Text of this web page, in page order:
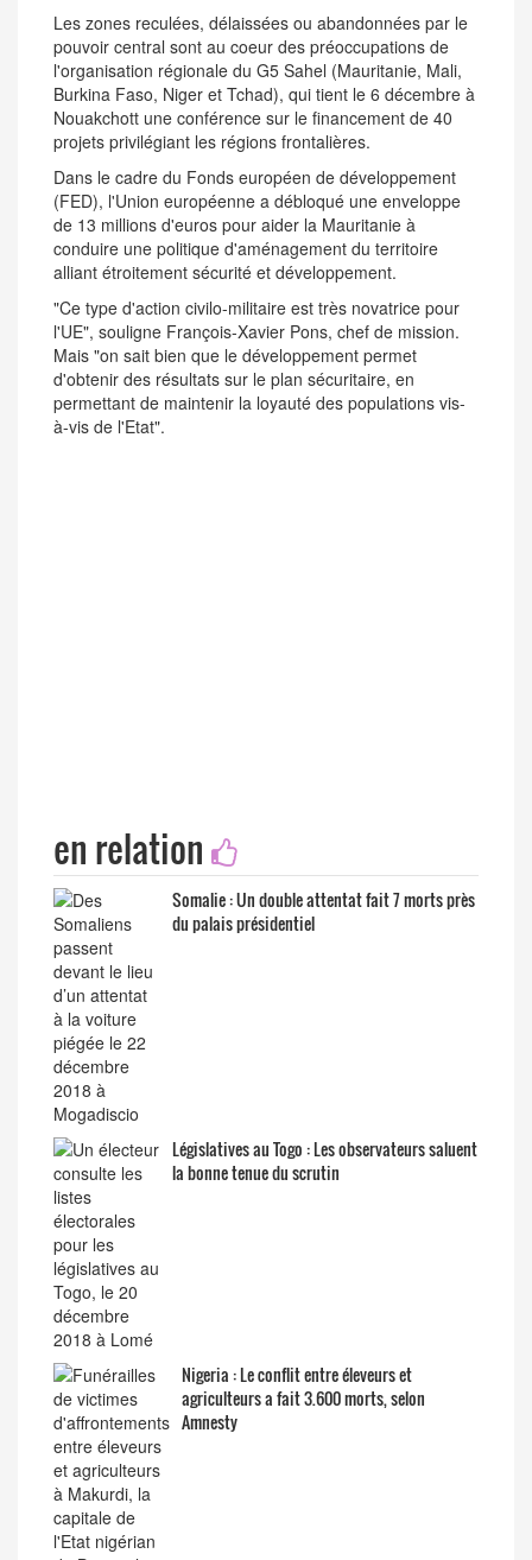
Les zones reculées, délaissées ou abandonnées par le
pouvoir central sont au coeur des préoccupations de
l'organisation régionale du G5 Sahel (Mauritanie, Mali,
Burkina Faso, Niger et Tchad), qui tient le 6 décembre à
Nouakchott une conférence sur le financement de 40
projets privilégiant les régions frontalières.
Dans le cadre du Fonds européen de développement
(FED), l'Union européenne a débloqué une enveloppe
de 13 millions d'euros pour aider la Mauritanie à
conduire une politique d'aménagement du territoire
alliant étroitement sécurité et développement.
"Ce type d'action civilo-militaire est très novatrice pour
l'UE", souligne François-Xavier Pons, chef de mission.
Mais "on sait bien que le développement permet
d'obtenir des résultats sur le plan sécuritaire, en
permettant de maintenir la loyauté des populations vis-
à-vis de l'Etat".
en relation
Somalie : Un double attentat fait 7 morts près
du palais présidentiel
Législatives au Togo : Les observateurs saluent
la bonne tenue du scrutin
Nigeria : Le conflit entre éleveurs et
agriculteurs a fait 3.600 morts, selon
Amnesty